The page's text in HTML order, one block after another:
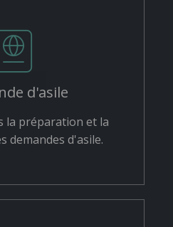
d'asile
la préparation et la
demandes d'asile.